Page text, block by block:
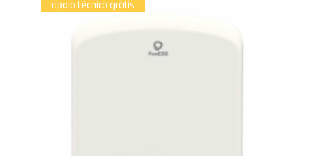
apoio técnico grátis